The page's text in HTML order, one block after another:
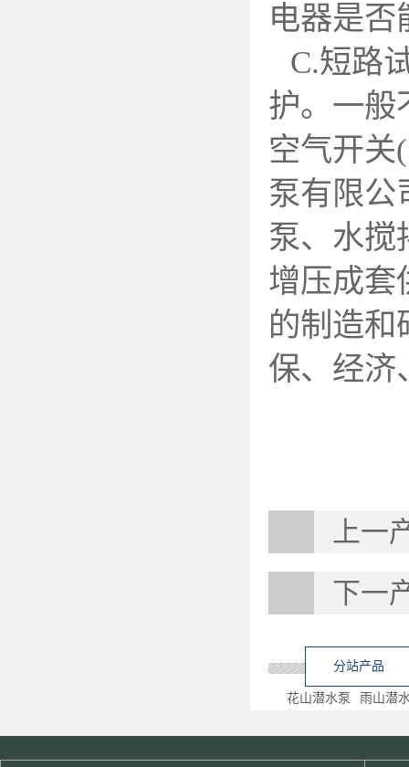
电器是否
C.短路
护。一般
空气开关
泵有限公
泵、水搅
增压成套
的制造和
保、经济
上一
下一
分站产品
花山潜水泵 雨山潜